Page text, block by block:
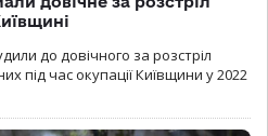
до довічного за розстріл
під час окупації Київщини у 2022